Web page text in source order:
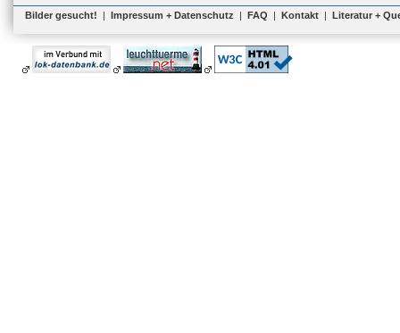
Bilder gesucht! | Impressum + Datenschutz | FAQ | Kontakt | Literatur +